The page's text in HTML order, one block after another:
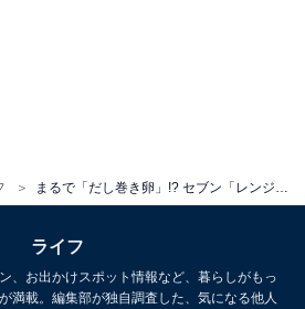
作「ピスタチオ＆チョコレート」
2層がけでもパリパリにならな
ライフ
、お出かけスポット情報など、暮らしがもっ
満載。編集部が独自調査した、気になる他人